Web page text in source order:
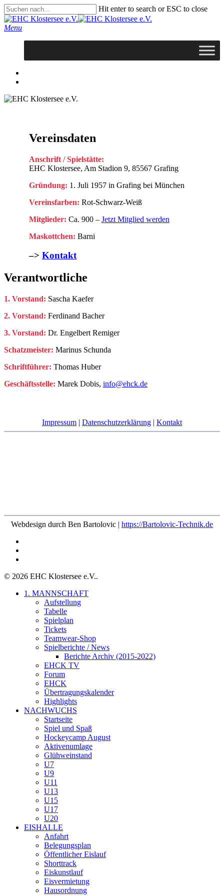
Skip
to
main
Hit enter to search or ESC to close
Close
Search
search
Menu
Vereinsdaten
Anschrift / Spielstätte:
EHC Klostersee, Am Stadion 9, 85567 Grafing
Gründung: 1. Juli 1957 in Grafing bei München
Vereinsfarben: Rot-Schwarz-Weiß
Mitglieder: Ca. 900 – Jetzt Mitglied werden
Maskottchen: Barni
–> Kontakt
Verantwortliche
1. Vorstand: Sascha Kaefer
2. Vorstand: Ferdinand Bacher
3. Vorstand: Dr. Engelbert Remiger
Schatzmeister: Marinus Schunda
Schriftführer: Thomas Huber
Geschäftsstelle: Marek Dobis, info@ehck.de
Impressum | Datenschutzerklärung | Kontakt
Webdesign durch Ben Bartolovic | https://Bartolovic-Technik.de
© 2026 EHC Klostersee e.V..
Close
1. MANNSCHAFT
Aufstellung
Tabelle
Spielplan
Tickets
Teamwear-Shop
Spielberichte / News
Berichte Archiv (2015-2022)
EHCK TV
Forum
EHCK
Übertragungskalender
Highlights
NACHWUCHS
Startseite
Spiel und Spaß
Hockeycamp August
Aktivenumlage
Glühweinstand
U7
U9
U11
U13
U15
U17
U20
EISHALLE
Anfahrt
Belegungsplan
Öffentlicher Eislauf
Shorttrack
Eiskunstlauf
Eisvermietung
Hausordnung